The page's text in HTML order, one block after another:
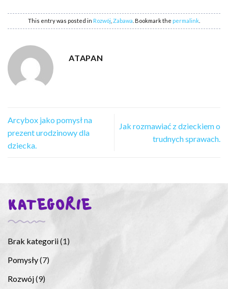
This entry was posted in Rozwój Zabawa . Bookmark the permalink
ATAPAN
Arcybox jako pomysł na
prezent urodzinowy dla
dziecka.
Jak rozmawiać z dzieckiem o
trudnych sprawach.
KATEGORIE
Brak kategorii(1)
Pomysły(7)
Rozwój(9)